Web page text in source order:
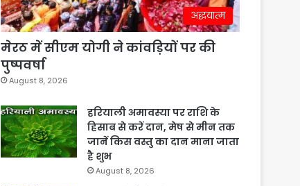
अद्धयात्म
मेरठ में सीएम योगी ने कांवड़ियों पर की
पुष्पवर्षा
August 8, 2026
हरियाली अमावस्या पर राशि के
हिसाब से करें दान, मेष से मीन तक
जानें किस वस्तु का दान माना जाता
है शुभ
August 8, 2026